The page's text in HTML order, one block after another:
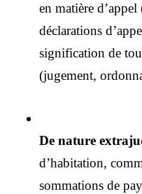
en matière
déclarations
signification de
(jugement,
De nature
d’habitation,
sommations de